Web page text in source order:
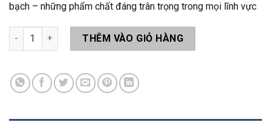
bạch – những phẩm chất đáng trân trọng trong mọi lĩnh vực
Cúp Pha Lê LA09 số lượngTHÊM VÀO GIỎ HÀNG